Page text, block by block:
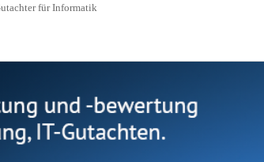
für Informatik